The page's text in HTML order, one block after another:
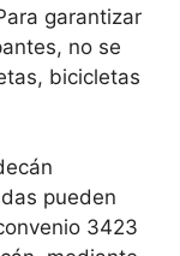
garantizar
no se
bicicletas
pueden
3423